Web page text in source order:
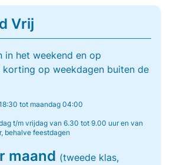
Vrij
in het weekend en op
korting op weekdagen buiten de
tot maandag 04:00
t/m vrijdag van 6.30 tot 9.00 uur en van
behalve feestdagen
maand (tweede klas,